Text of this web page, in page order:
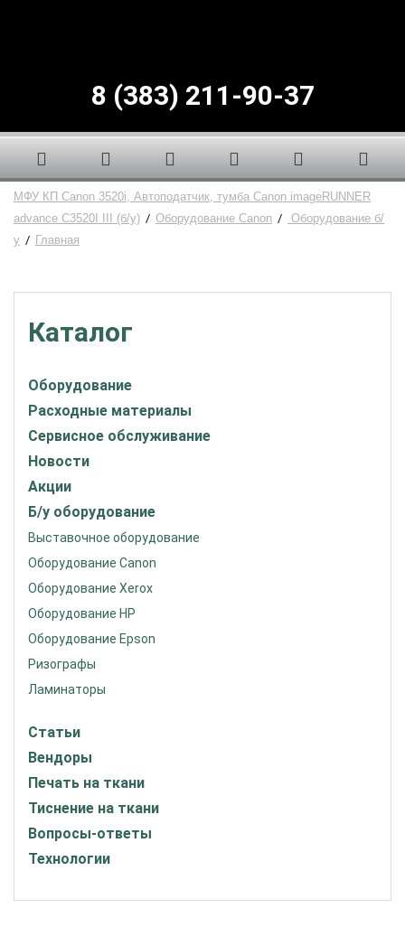
8 (383) 211-90-37
МФУ КП Canon 3520i, Автоподатчик, тумба Canon imageRUNNER
advance C3520I III (б/у) / Оборудование Canon /
Оборудование б/
у / Главная
Каталог
Оборудование
Расходные материалы
Сервисное обслуживание
Новости
Акции
Б/у оборудование
Выставочное оборудование
Оборудование Canon
Оборудование Xerox
Оборудование HP
Оборудование Epson
Ризографы
Ламинаторы
Статьи
Вендоры
Печать на ткани
Тиснение на ткани
Вопросы-ответы
Технологии